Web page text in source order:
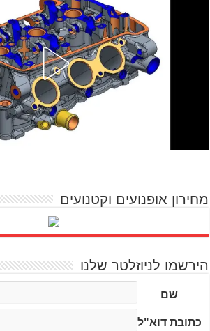
מחירון אופנועים וקטנועים
הירשמו לניוזלטר שלנו
שם
כתובת דוא"ל